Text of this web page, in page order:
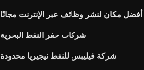
أفضل مكان لنشر وظائف عبر الإنترنت مجانًا
شركات حفر النفط البحرية
شركة فيليبس للنفط نيجيريا محدودة